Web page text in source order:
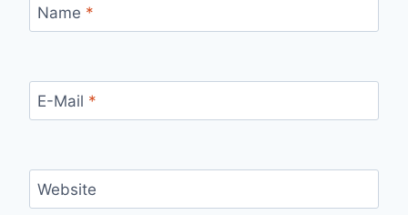
Name *
E-Mail *
Website